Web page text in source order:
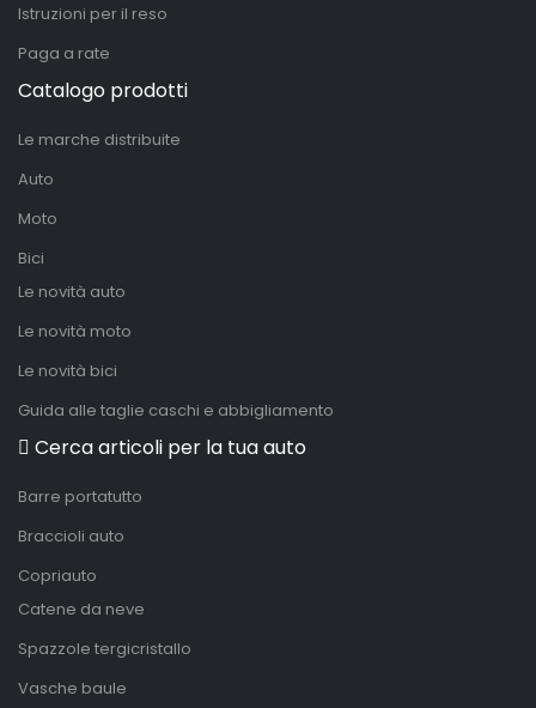
Istruzioni per il reso
Paga a rate
Catalogo prodotti
Le marche distribuite
Auto
Moto
Bici
Le novità auto
Le novità moto
Le novità bici
Guida alle taglie caschi e abbigliamento
Cerca articoli per la tua auto
Barre portatutto
Braccioli auto
Copriauto
Catene da neve
Spazzole tergicristallo
Vasche baule